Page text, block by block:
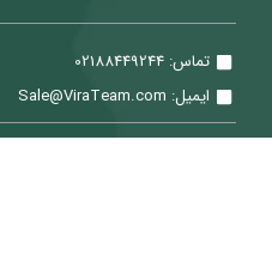
تماس: 02188449244
ایمیل: Sale@ViraTeam.com